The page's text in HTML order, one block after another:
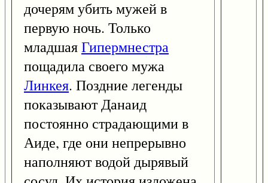
дочерям убить мужей в
первую ночь. Только
младшаяГипермнестра
пощадила своего мужа
Линкея. Поздние легенды
показывают Данаид
постоянно страдающими в
Аиде, где они непрерывно
наполняют водой дырявый